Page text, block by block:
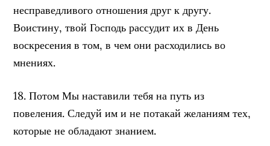
несправедливого отношения друг к другу.
Воистину, твой Господь рассудит их в День
воскресения в том, в чем они расходились во
мнениях.
18. Потом Мы наставили тебя на путь из
повеления. Следуй им и не потакай желаниям тех,
которые не обладают знанием.